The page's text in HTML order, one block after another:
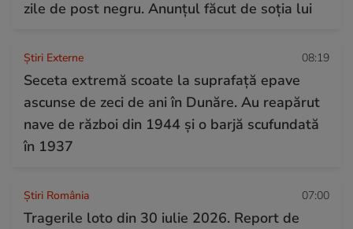
zile de post negru. Anunțul făcut de soția lui
Știri Externe 08:19
Seceta extremă scoate la suprafață epave
ascunse de zeci de ani în Dunăre. Au reapărut
nave de război din 1944 și o barjă scufundată
în 1937
Știri România 07:00
Tragerile loto din 30 iulie 2026. Report de